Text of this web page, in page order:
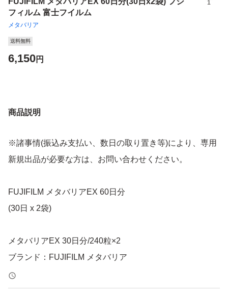
フィルム 富士フイルム
メタバリア
1
送料無料
6,150円
商品説明
※諸事情(振込み支払い、数日の取り置き等)により、専用
新規出品が必要な方は、お問い合わせください。
FUJIFILM メタバリアEX 60日分
(30日 x 2袋)
メタバリアEX 30日分/240粒×2
ブランド：FUJIFILM メタバリア
剤形、タイプ：タブレット、錠剤
保健機能食品：機能性表示食品